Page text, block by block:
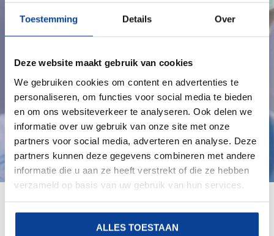
Toestemming Details Over
Deze website maakt gebruik van cookies
We gebruiken cookies om content en advertenties te
personaliseren, om functies voor social media te bieden
en om ons websiteverkeer te analyseren. Ook delen we
informatie over uw gebruik van onze site met onze
partners voor social media, adverteren en analyse. Deze
partners kunnen deze gegevens combineren met andere
informatie die u aan ze heeft verstrekt of die ze hebben
verzameld op basis van uw gebruik van hun services.
ALLES TOESTAAN
beschermingsmiddelen en disposables voor
groothandels (privatelabel), detailhandel en
Wij leveren onder andere aan de gezondheidszorg,
ouderenzorg, kinderopvang, wellness,
levensmiddelenindustrie, detailhandel, autobranche,
facilitaire dienstverlening en land- en tuinbouw.